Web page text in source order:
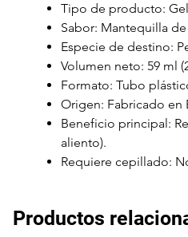
Tipo de producto:
Sabor: Mantequilla
Especie de destino:
Volumen neto: 59 ml
Formato: Tubo
Origen: Fabricado en
Beneficio principal:
aliento).
Requiere cepillado:
Productos